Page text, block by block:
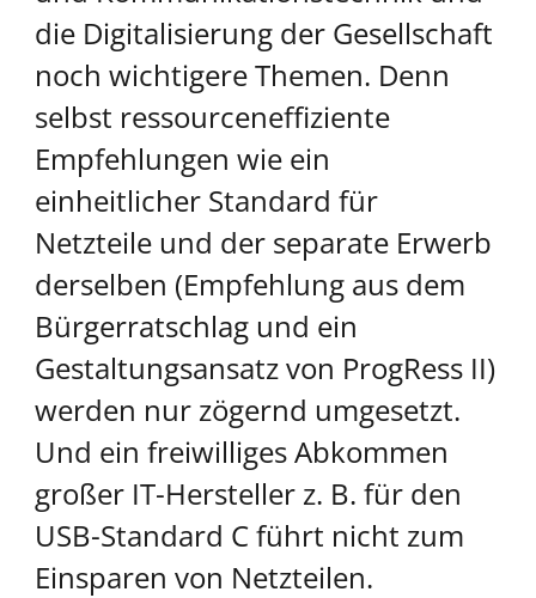
die Digitalisierung der Gesellschaft
noch wichtigere Themen. Denn
selbst ressourceneffiziente
Empfehlungen wie ein
einheitlicher Standard für
Netzteile und der separate Erwerb
derselben (Empfehlung aus dem
Bürgerratschlag und ein
Gestaltungsansatz von ProgRess II)
werden nur zögernd umgesetzt.
Und ein freiwilliges Abkommen
großer IT-Hersteller z. B. für den
USB-Standard C führt nicht zum
Einsparen von Netzteilen.